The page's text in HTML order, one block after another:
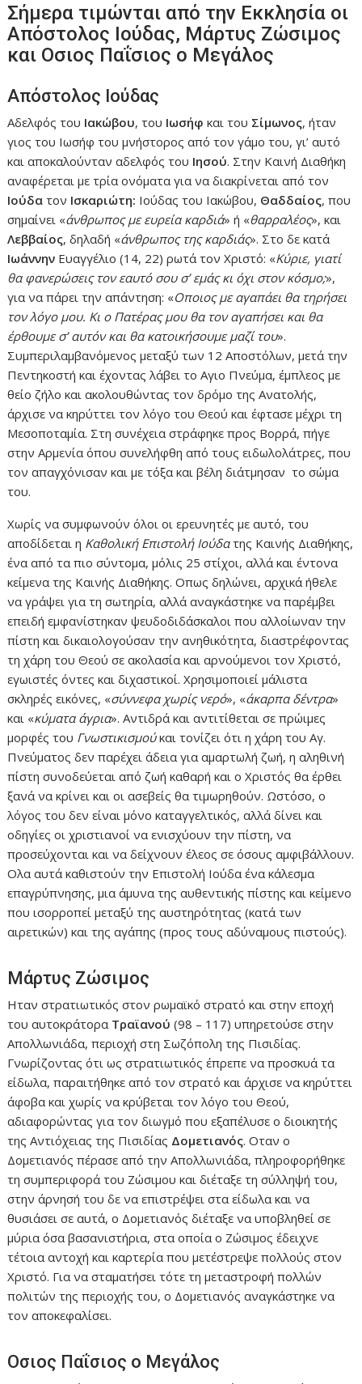
Σήμερα τιμώνται από την Εκκλησία οι
Απόστολος Ιούδας, Μάρτυς Ζώσιμος
και Οσιος Παΐσιος ο Μεγάλος
Απόστολος Ιούδας
Αδελφός του Ιακώβου, του Ιωσήφ και του Σίμωνος, ήταν
γιος του Ιωσήφ του μνήστορος από τον γάμο του, γι’ αυτό
και αποκαλούνταν αδελφός του Ιησού. Στην Καινή Διαθήκη
αναφέρεται με τρία ονόματα για να διακρίνεται από τον
Ιούδα τον Ισκαριώτη: Ιούδας του Ιακώβου, Θαδδαίος, που
σημαίνει «άνθρωπος με ευρεία καρδιά» ή «θαρραλέος», και
Λεββαίος, δηλαδή «άνθρωπος της καρδιάς». Στο δε κατά
Ιωάννην Ευαγγέλιο (14, 22) ρωτά τον Χριστό: «Κύριε, γιατί
θα φανερώσεις τον εαυτό σου σ’ εμάς κι όχι στον κόσμο;»,
για να πάρει την απάντηση: «Οποιος με αγαπάει θα τηρήσει
τον λόγο μου. Κι ο Πατέρας μου θα τον αγαπήσει και θα
έρθουμε σ’ αυτόν και θα κατοικήσουμε μαζί του».
Συμπεριλαμβανόμενος μεταξύ των 12 Αποστόλων, μετά την
Πεντηκοστή και έχοντας λάβει το Αγιο Πνεύμα, έμπλεος με
θείο ζήλο και ακολουθώντας τον δρόμο της Ανατολής,
άρχισε να κηρύττει τον λόγο του Θεού και έφτασε μέχρι τη
Μεσοποταμία. Στη συνέχεια στράφηκε προς Βορρά, πήγε
στην Αρμενία όπου συνελήφθη από τους ειδωλολάτρες, που
τον απαγχόνισαν και με τόξα και βέλη διάτμησαν το σώμα
του.
Χωρίς να συμφωνούν όλοι οι ερευνητές με αυτό, του
αποδίδεται η Καθολική Επιστολή Ιούδατης Καινής Διαθήκης,
ένα από τα πιο σύντομα, μόλις 25 στίχοι, αλλά και έντονα
κείμενα της Καινής Διαθήκης. Οπως δηλώνει, αρχικά ήθελε
να γράψει για τη σωτηρία, αλλά αναγκάστηκε να παρέμβει
επειδή εμφανίστηκαν ψευδοδιδάσκαλοι που αλλοίωναν την
πίστη και δικαιολογούσαν την ανηθικότητα, διαστρέφοντας
τη χάρη του Θεού σε ακολασία και αρνούμενοι τον Χριστό,
εγωιστές όντες και διχαστικοί. Χρησιμοποιεί μάλιστα
σκληρές εικόνες, «σύννεφα χωρίς νερό», «άκαρπα δέντρα»
και «κύματα άγρια». Αντιδρά και αντιτίθεται σε πρώιμες
μορφές του Γνωστικισμούκαι τονίζει ότι η χάρη του Αγ.
Πνεύματος δεν παρέχει άδεια για αμαρτωλή ζωή, η αληθινή
πίστη συνοδεύεται από ζωή καθαρή και ο Χριστός θα έρθει
ξανά να κρίνει και οι ασεβείς θα τιμωρηθούν. Ωστόσο, ο
λόγος του δεν είναι μόνο καταγγελτικός, αλλά δίνει και
οδηγίες οι χριστιανοί να ενισχύουν την πίστη, να
προσεύχονται και να δείχνουν έλεος σε όσους αμφιβάλλουν.
Ολα αυτά καθιστούν την Επιστολή Ιούδα ένα κάλεσμα
επαγρύπνησης, μια άμυνα της αυθεντικής πίστης και κείμενο
που ισορροπεί μεταξύ της αυστηρότητας (κατά των
αιρετικών) και της αγάπης (προς τους αδύναμους πιστούς).
Μάρτυς Ζώσιμος
Ηταν στρατιωτικός στον ρωμαϊκό στρατό και στην εποχή
του αυτοκράτορα Τραϊανού (98 – 117) υπηρετούσε στην
Απολλωνιάδα, περιοχή στη Σωζόπολη της Πισιδίας.
Γνωρίζοντας ότι ως στρατιωτικός έπρεπε να προσκυά τα
είδωλα, παραιτήθηκε από τον στρατό και άρχισε να κηρύττει
άφοβα και χωρίς να κρύβεται τον λόγο του Θεού,
αδιαφορώντας για τον διωγμό που εξαπέλυσε ο διοικητής
της Αντιόχειας της Πισιδίας Δομετιανός. Οταν ο
Δομετιανός πέρασε από την Απολλωνιάδα, πληροφορήθηκε
τη συμπεριφορά του Ζώσιμου και διέταξε τη σύλληψή του,
στην άρνησή του δε να επιστρέψει στα είδωλα και να
θυσιάσει σε αυτά, ο Δομετιανός διέταξε να υποβληθεί σε
μύρια όσα βασανιστήρια, στα οποία ο Ζώσιμος έδειχνε
τέτοια αντοχή και καρτερία που μετέστρεψε πολλούς στον
Χριστό. Για να σταματήσει τότε τη μεταστροφή πολλών
πολιτών της περιοχής του, ο Δομετιανός αναγκάστηκε να
τον αποκεφαλίσει.
Οσιος Παΐσιος ο Μεγάλος